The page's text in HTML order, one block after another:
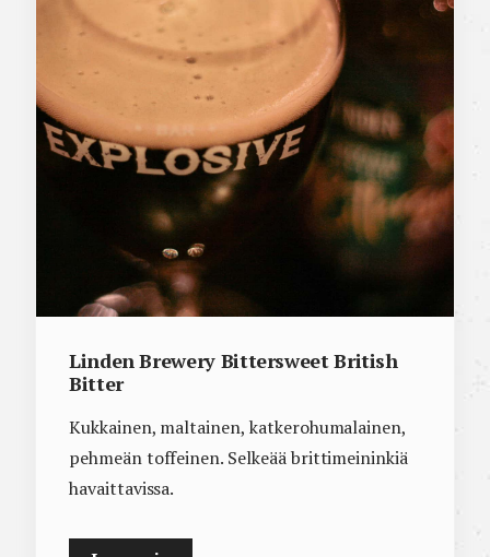
Linden Brewery Bittersweet British
Bitter
Kukkainen, maltainen, katkerohumalainen,
pehmeän toffeinen. Selkeää brittimeininkiä
havaittavissa.